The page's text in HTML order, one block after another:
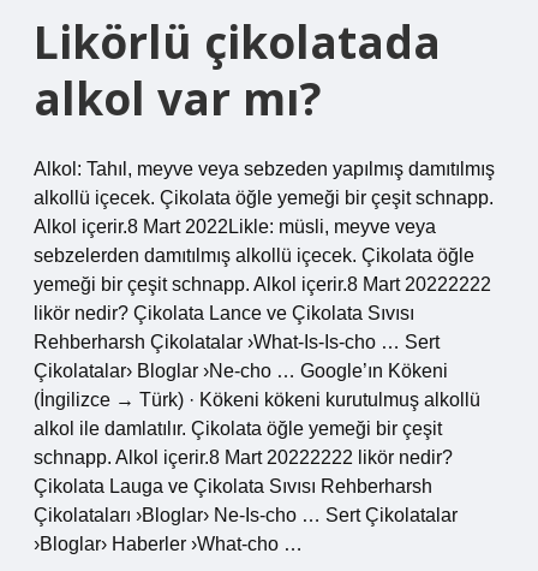
Likörlü çikolatada
alkol var mı?
Alkol: Tahıl, meyve veya sebzeden yapılmış damıtılmış
alkollü içecek. Çikolata öğle yemeği bir çeşit schnapp.
Alkol içerir.8 Mart 2022Likle: müsli, meyve veya
sebzelerden damıtılmış alkollü içecek. Çikolata öğle
yemeği bir çeşit schnapp. Alkol içerir.8 Mart 20222222
likör nedir? Çikolata Lance ve Çikolata Sıvısı
Rehberharsh Çikolatalar ›What-Is-Is-cho … Sert
Çikolatalar› Bloglar ›Ne-cho … Google’ın Kökeni
(İngilizce → Türk) · Kökeni kökeni kurutulmuş alkollü
alkol ile damlatılır. Çikolata öğle yemeği bir çeşit
schnapp. Alkol içerir.8 Mart 20222222 likör nedir?
Çikolata Lauga ve Çikolata Sıvısı Rehberharsh
Çikolataları ›Bloglar› Ne-Is-cho … Sert Çikolatalar
›Bloglar› Haberler ›What-cho …